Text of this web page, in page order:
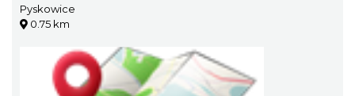
Pyskowice
0.75 km